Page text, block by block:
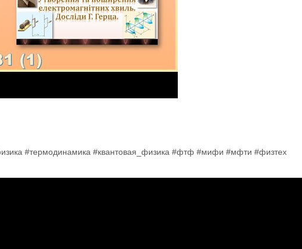
#термодинамика #квантовая_физика #фтф #мифи #мфти #физтех